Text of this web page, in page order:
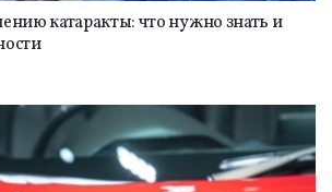
катаракты: что нужно знать и